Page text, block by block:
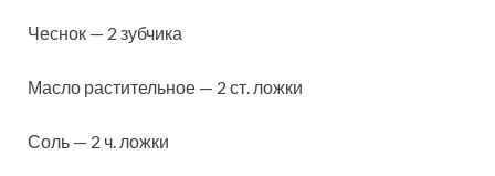
Чеснок — 2 зубчика
Масло растительное — 2 ст. ложки
Соль — 2 ч. ложки